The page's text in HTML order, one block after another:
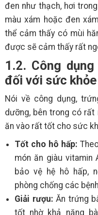
đen như thạch, hơi
màu xám hoặc đen
thể cảm thấy có mùi
được sẽ cảm thấy rất
1.2. Công
đối với sức khỏe
Nói về công dụng,
dưỡng, bên trong có rất
ăn vào rất tốt cho sức
Tốt cho hô hấp:
món ăn giàu vitamin
bảo vệ hệ hô hấp,
phòng chống các
Giải rượu: Ăn trứng
tốt nhờ khả năng